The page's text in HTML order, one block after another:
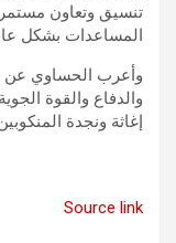
تنسيق وتعاون مستمر
المساعدات بشكل
وأعرب الحساوي عن
والدفاع والقوة
إغاثة ونجدة
Source link